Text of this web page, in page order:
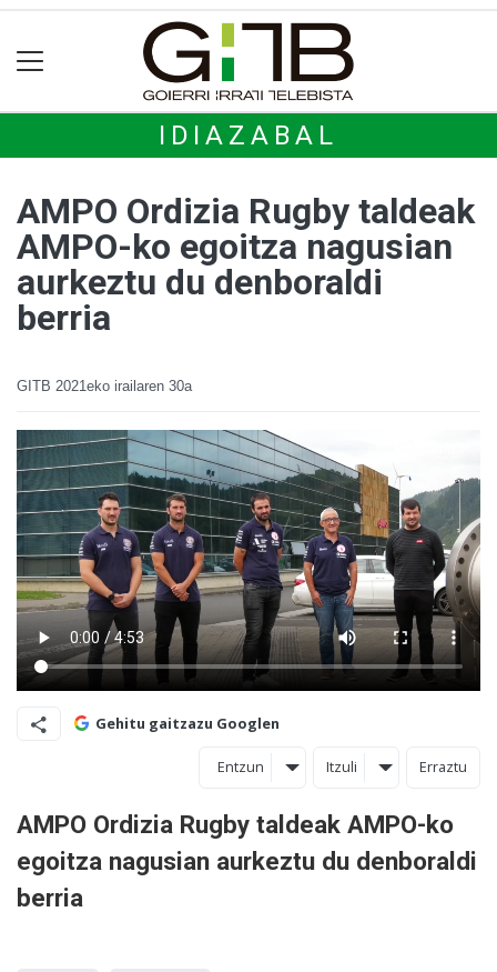
IDIAZABAL
AMPO Ordizia Rugby taldeak
AMPO-ko egoitza nagusian
aurkeztu du denboraldi
berria
GITB 2021eko irailaren 30a
Gehitu gaitzazu Googlen
Entzun Itzuli Erraztu
AMPO Ordizia Rugby taldeak AMPO-ko
egoitza nagusian aurkeztu du denboraldi
berria